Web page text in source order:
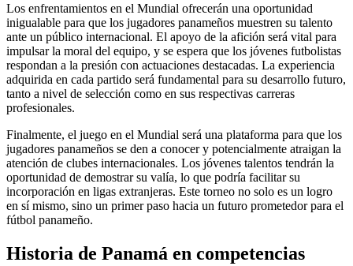
Los enfrentamientos en el Mundial ofrecerán una oportunidad
inigualable para que los jugadores panameños muestren su talento
ante un público internacional. El apoyo de la afición será vital para
impulsar la moral del equipo, y se espera que los jóvenes futbolistas
respondan a la presión con actuaciones destacadas. La experiencia
adquirida en cada partido será fundamental para su desarrollo futuro,
tanto a nivel de selección como en sus respectivas carreras
profesionales.
Finalmente, el juego en el Mundial será una plataforma para que los
jugadores panameños se den a conocer y potencialmente atraigan la
atención de clubes internacionales. Los jóvenes talentos tendrán la
oportunidad de demostrar su valía, lo que podría facilitar su
incorporación en ligas extranjeras. Este torneo no solo es un logro
en sí mismo, sino un primer paso hacia un futuro prometedor para el
fútbol panameño.
Historia de Panamá en competencias